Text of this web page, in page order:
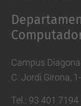
Campus
C. Jordi Girona,
Tel.: 93 401 7194